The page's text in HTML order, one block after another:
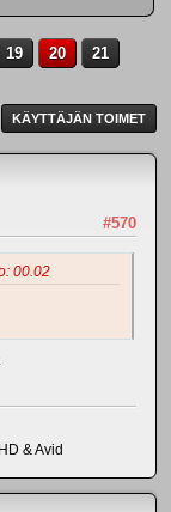
19 20
21
KÄYTTÄJÄN TOIMET
#570
00.02
& Avid